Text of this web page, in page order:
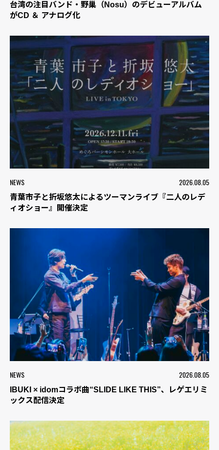
台湾の注目バンド・野巢（Nosu）のデビューアルバム
がCD ＆ アナログ化
NEWS 2026.08.05
青葉市子と折坂悠太によるツーマンライブ『二人のレデ
ィオショー』開催決定
NEWS 2026.08.05
IBUKI × idomコラボ曲“SLIDE LIKE THIS”、レゲエリミ
ックス配信決定